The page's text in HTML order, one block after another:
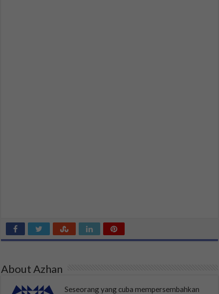
About Azhan
Seseorang yang cuba mempersembahkan